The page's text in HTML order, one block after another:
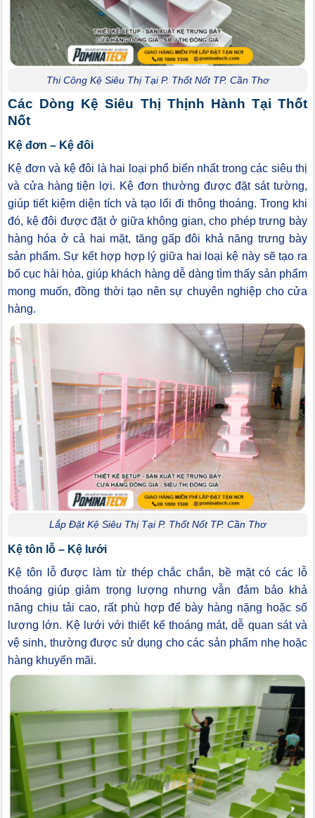
Thi Công Kệ Siêu Thị Tại P. Thốt Nốt TP. Cần Thơ
Các Dòng Kệ Siêu Thị Thịnh Hành Tại Thốt
Nốt
Kệ đơn – Kệ đôi
Kệ đơn và kệ đôi là hai loại phổ biến nhất trong các siêu thị
và cửa hàng tiện lợi. Kệ đơn thường được đặt sát tường,
giúp tiết kiệm diện tích và tạo lối đi thông thoáng. Trong khi
đó, kệ đôi được đặt ở giữa không gian, cho phép trưng bày
hàng hóa ở cả hai mặt, tăng gấp đôi khả năng trưng bày
sản phẩm. Sự kết hợp hợp lý giữa hai loại kệ này sẽ tạo ra
bố cục hài hòa, giúp khách hàng dễ dàng tìm thấy sản phẩm
mong muốn, đồng thời tạo nên sự chuyên nghiệp cho cửa
hàng.
Lắp Đặt Kệ Siêu Thị Tại P. Thốt Nốt TP. Cần Thơ
Kệ tôn lỗ – Kệ lưới
Kệ tôn lỗ được làm từ thép chắc chắn, bề mặt có các lỗ
thoáng giúp giảm trọng lượng nhưng vẫn đảm bảo khả
năng chịu tải cao, rất phù hợp để bày hàng nặng hoặc số
lượng lớn. Kệ lưới với thiết kế thoáng mát, dễ quan sát và
vệ sinh, thường được sử dụng cho các sản phẩm nhẹ hoặc
hàng khuyến mãi.